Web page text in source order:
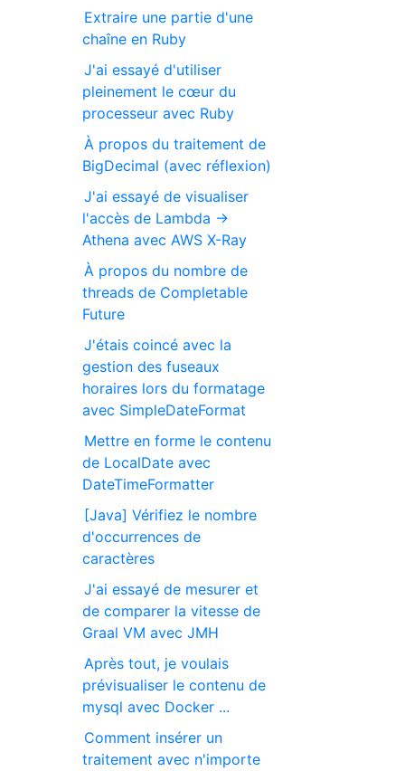
Extraire une partie d'une
chaîne en Ruby
J'ai essayé d'utiliser
pleinement le cœur du
processeur avec Ruby
À propos du traitement de
BigDecimal (avec réflexion)
J'ai essayé de visualiser
l'accès de Lambda →
Athena avec AWS X-Ray
À propos du nombre de
threads de Completable
Future
J'étais coincé avec la
gestion des fuseaux
horaires lors du formatage
avec SimpleDateFormat
Mettre en forme le contenu
de LocalDate avec
DateTimeFormatter
[Java] Vérifiez le nombre
d'occurrences de
caractères
J'ai essayé de mesurer et
de comparer la vitesse de
Graal VM avec JMH
Après tout, je voulais
prévisualiser le contenu de
mysql avec Docker ...
Comment insérer un
traitement avec n'importe